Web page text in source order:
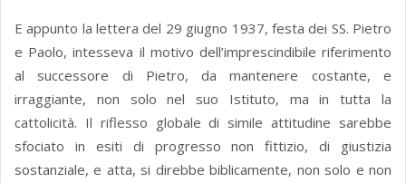
E appunto la lettera del 29 giugno 1937, festa dei SS. Pietro
e Paolo, intesseva il motivo dell’imprescindibile riferimento
al successore di Pietro, da mantenere costante, e
irraggiante, non solo nel suo Istituto, ma in tutta la
cattolicità. Il riflesso globale di simile attitudine sarebbe
sfociato in esiti di progresso non fittizio, di giustizia
sostanziale, e atta, si direbbe biblicamente, non solo e non